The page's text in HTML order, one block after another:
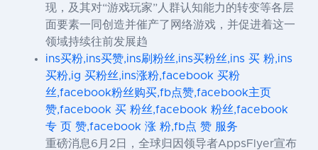
现，及其对“游戏玩家”人群认知能力的转变等各层
面要素一同创造并催产了网络游戏，并促进着这一
领域持续往前发展趋
ins买粉,ins买赞,ins刷粉丝,ins买粉丝,ins 买 粉,ins
买粉,ig 买粉丝,ins涨粉,facebook 买粉
丝,facebook粉丝购买,fb点赞,facebook主页
赞,facebook 买 粉丝,facebook 粉丝,facebook
专 页 赞,facebook 涨 粉,fb点 赞 服务
重磅消息6月2日，全球归因领导者AppsFlyer宣布